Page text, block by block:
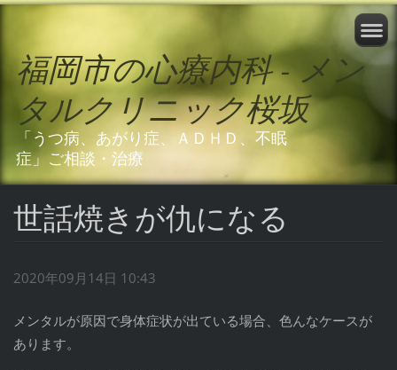
福岡市の心療内科 - メン
タルクリニック桜坂
「うつ病、あがり症、ＡＤＨＤ、不眠
症」ご相談・治療
世話焼きが仇になる
2020年09月14日 10:43
メンタルが原因で身体症状が出ている場合、色んなケースが
あります。